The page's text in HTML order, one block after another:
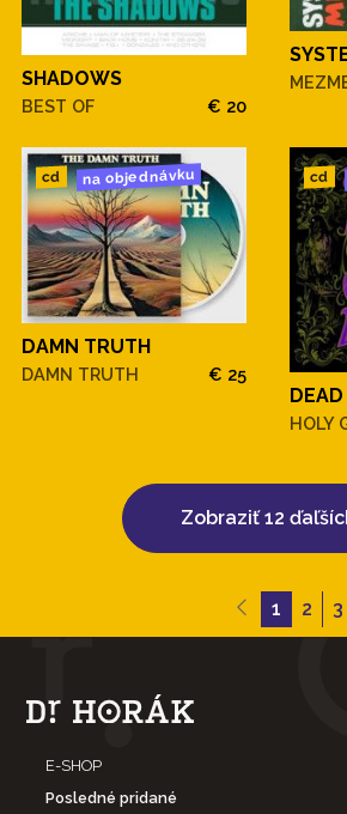
SHADOWS
BEST OF € 20
cd na objednávku
DAMN TRUTH
DAMN TRUTH € 25
cd
HOLY
Zobraziť 12
1 2 3
E-SHOP
Posledné pridané